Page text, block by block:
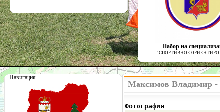
Набор на
"СПОРТИВНОЕ
Навигация
Максимов Владимир -
Фотография